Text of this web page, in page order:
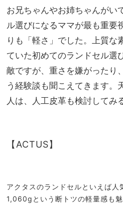
【極
上の
家族
旅】
を
お兄ちゃんやお姉ちゃんがい
ル選びになるママが最も重要
りも「軽さ」でした。上質な
ていた初めてのランドセル選
敵ですが、重さを嫌がったり
う経験談も聞こえてきます。
人は、人工皮革も検討してみ
【ACTUS】
アクタスのランドセルといえば人
1,060gという断トツの軽量感も魅